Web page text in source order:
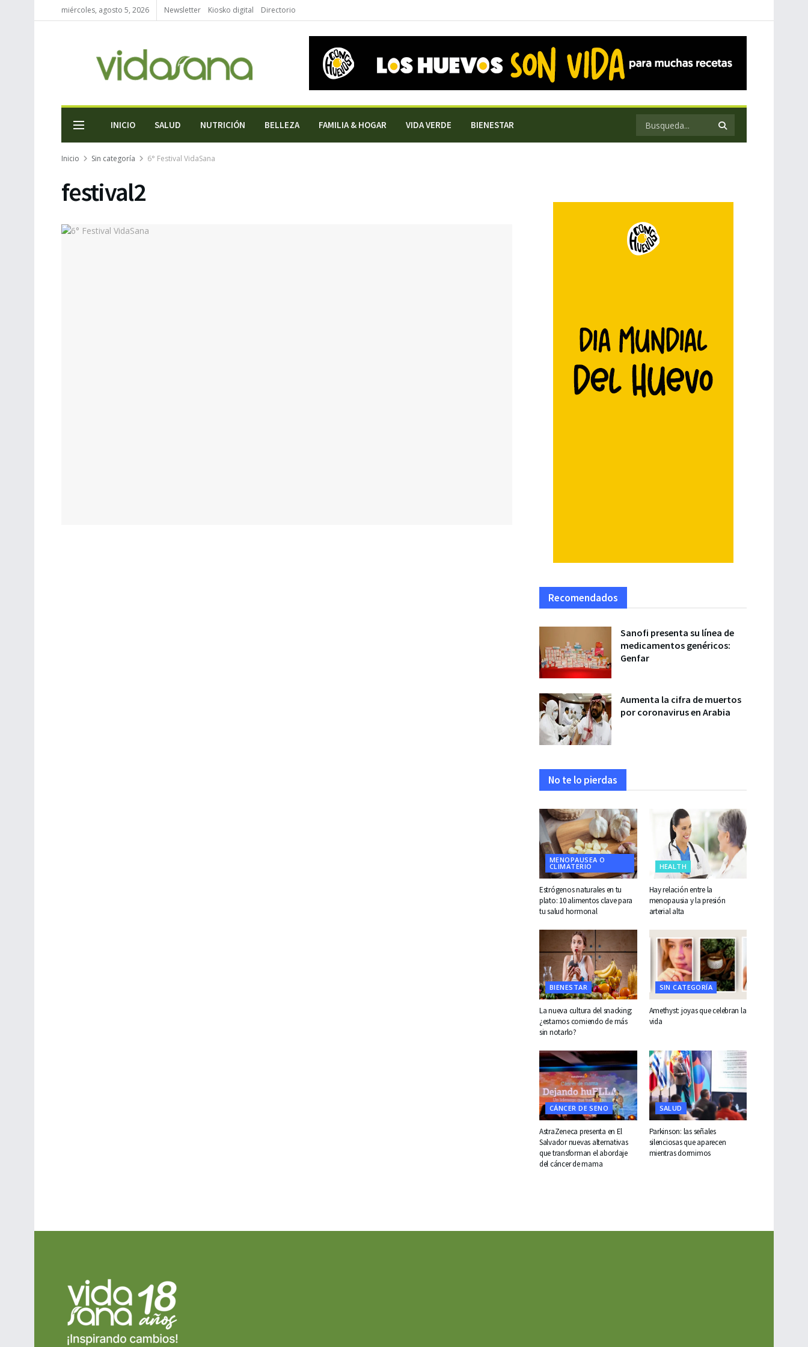
miércoles, agosto 5, 2026 Newsletter Kiosko digital Directorio
INICIO SALUD NUTRICIÓN BELLEZA FAMILIA & HOGAR VIDA VERDE BIENESTAR
Inicio Sin categoría 6° Festival VidaSana
festival2
Recomendados
Sanofi presenta su línea de
medicamentos genéricos:
Genfar
Aumenta la cifra de muertos
por coronavirus en Arabia
No te lo pierdas
MENOPAUSEA O
CLIMATERIO
Estrógenos naturales en tu
plato: 10 alimentos clave para
tu salud hormonal
HEALTH
Hay relación entre la
menopausia y la presión
arterial alta
BIENESTAR
La nueva cultura del snacking:
¿estamos comiendo de más
sin notarlo?
SIN CATEGORÍA
Amethyst: joyas que celebran la
vida
CÁNCER DE SENO
AstraZeneca presenta en El
Salvador nuevas alternativas
que transforman el abordaje
del cáncer de mama
SALUD
Parkinson: las señales
silenciosas que aparecen
mientras dormimos